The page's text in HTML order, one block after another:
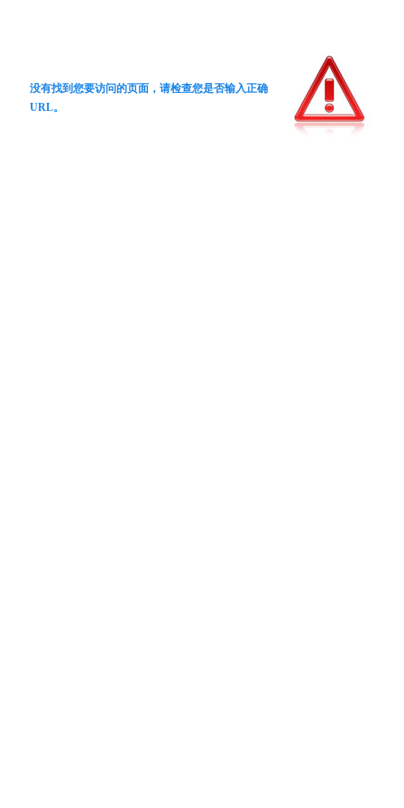
没有找到您要访问的页面，请检查您是否输入正确
URL。